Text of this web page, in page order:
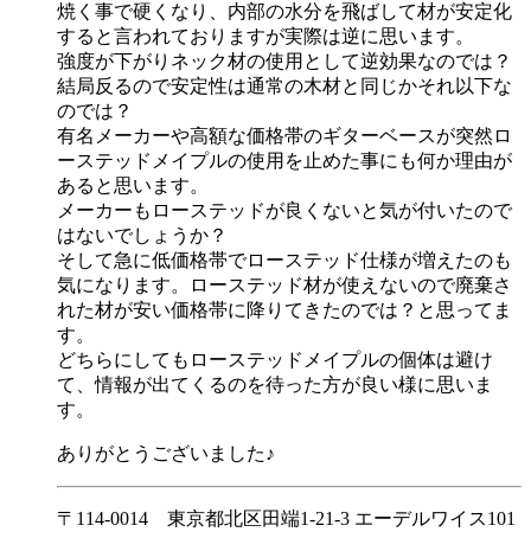
焼く事で硬くなり、内部の水分を飛ばして材が安定化
すると言われておりますが実際は逆に思います。
強度が下がりネック材の使用として逆効果なのでは？
結局反るので安定性は通常の木材と同じかそれ以下な
のでは？
有名メーカーや高額な価格帯のギターベースが突然ロ
ーステッドメイプルの使用を止めた事にも何か理由が
あると思います。
メーカーもローステッドが良くないと気が付いたので
はないでしょうか？
そして急に低価格帯でローステッド仕様が増えたのも
気になります。ローステッド材が使えないので廃棄さ
れた材が安い価格帯に降りてきたのでは？と思ってま
す。
どちらにしてもローステッドメイプルの個体は避け
て、情報が出てくるのを待った方が良い様に思いま
す。
ありがとうございました♪
〒114-0014 東京都北区田端1-21-3 エーデルワイス101